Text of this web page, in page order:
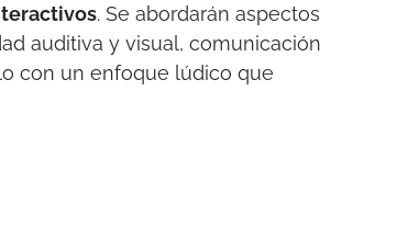
. Se abordarán aspectos
auditiva y visual, comunicación
con un enfoque lúdico que